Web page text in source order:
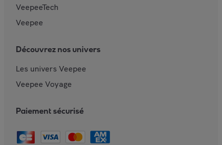
VeepeeTech
Veepee
Découvrez nos univers
Les univers Veepee
Veepee Voyage
Paiement sécurisé